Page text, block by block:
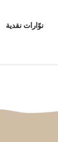
نوّارات نقدية